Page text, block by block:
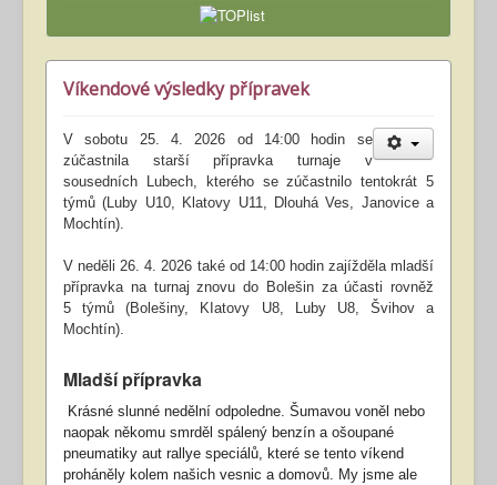
Víkendové výsledky přípravek
V sobotu 25. 4. 2026 od 14:00 hodin se
zúčastnila starší přípravka turnaje v
sousedních Lubech, kterého se zúčastnilo tentokrát 5
týmů (Luby U10, Klatovy U11, Dlouhá Ves, Janovice a
Mochtín).
V neděli 26. 4. 2026 také od 14:00 hodin zajížděla mladší
přípravka na turnaj znovu do Bolešin za účasti rovněž
5 týmů (Bolešiny, KIatovy U8, Luby U8, Švihov a
Mochtín).
Mladší přípravka
Krásné slunné nedělní odpoledne. Šumavou voněl nebo
naopak někomu smrděl spálený benzín a ošoupané
pneumatiky aut rallye speciálů, které se tento víkend
proháněly kolem našich vesnic a domovů. My jsme ale